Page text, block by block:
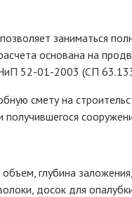
заниматься
основана на
52-01-2003 (СП
смету на
глубина
досок для